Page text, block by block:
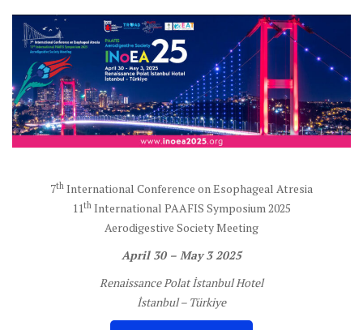
7th International Conference on Esophageal Atresia
11th International PAAFIS Symposium 2025
Aerodigestive Society Meeting
April 30 – May 3 2025
Renaissance Polat İstanbul Hotel
İstanbul – Türkiye